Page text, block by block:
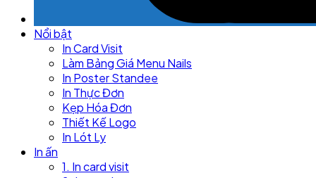
Nổi bật
In Card Visit
Làm Bảng Giá Menu Nails
In Poster Standee
In Thực Đơn
Kẹp Hóa Đơn
Thiết Kế Logo
In Lót Ly
In ấn
1. In card visit